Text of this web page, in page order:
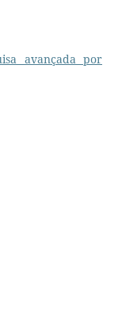
avançada por